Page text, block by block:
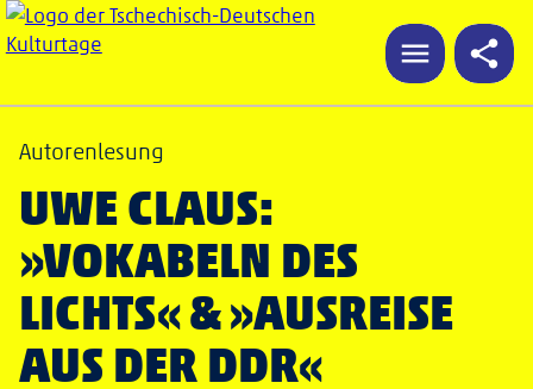
Autorenlesung
UWE CLAUS:
»VOKABELN DES
LICHTS« & »AUSREISE
AUS DER DDR«